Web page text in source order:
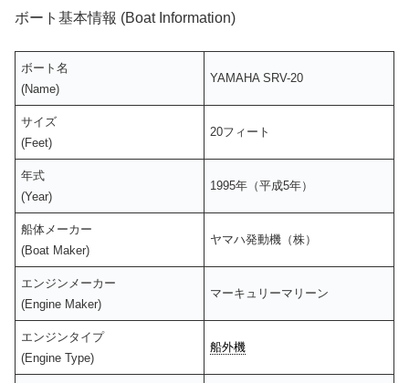
ボート基本情報 (Boat Information)
ボート名
(Name)
YAMAHA SRV-20
サイズ
(Feet)
20フィート
年式
(Year)
1995年（平成5年）
船体メーカー
(Boat Maker)
ヤマハ発動機（株）
エンジンメーカー
(Engine Maker)
マーキュリーマリーン
エンジンタイプ
(Engine Type)
船外機